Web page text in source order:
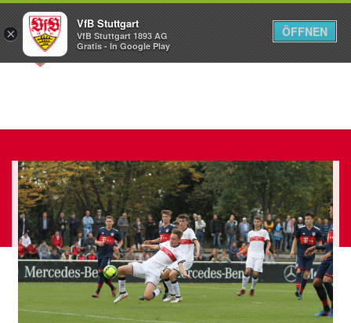
Menü
×
VfB Stuttgart
VfB Stuttgart 1893 AG
Gratis - In Google Play
ÖFFNEN